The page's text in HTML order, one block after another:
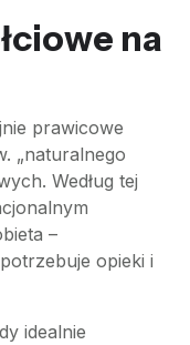
na
prawicowe
„naturalnego
Według tej
–
opieki i
idealnie